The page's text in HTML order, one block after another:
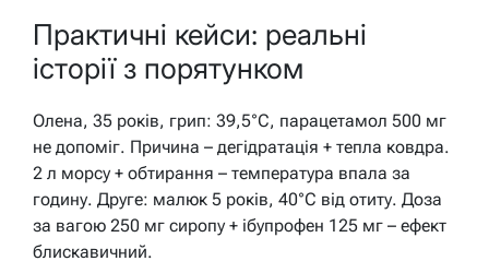
Практичні кейси: реальні
історії з порятунком
Олена, 35 років, грип: 39,5°C, парацетамол 500 мг
не допоміг. Причина – дегідратація + тепла ковдра.
2 л морсу + обтирання – температура впала за
годину. Друге: малюк 5 років, 40°C від отиту. Доза
за вагою 250 мг сиропу + ібупрофен 125 мг – ефект
блискавичний.